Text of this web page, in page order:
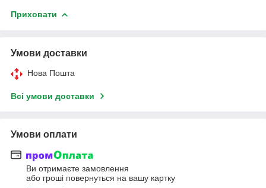
Приховати
Умови доставки
Нова Пошта
Всі умови доставки
Умови оплати
Ви отримаєте замовлення
або гроші повернуться на вашу картку